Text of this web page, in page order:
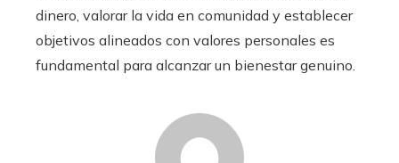
dinero, valorar la vida en comunidad y establecer
objetivos alineados con valores personales es
fundamental para alcanzar un bienestar genuino.